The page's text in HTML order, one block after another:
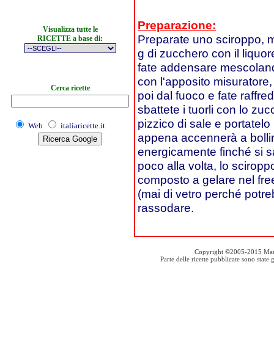
Visualizza tutte le
RICETTE a base di:
Cerca ricette
Web italiaricette.it
Preparazione:
Preparate uno sciroppo,
g di zucchero con il
fate addensare
con l'apposito
poi dal fuoco e fate
sbattete i tuorli con lo
pizzico di sale e
appena accennerà a
energicamente finché si
poco alla volta, lo
composto a gelare nel
(mai di vetro perché
rassodare.
Copyright ©2005-2015
Parte delle ricette pubblicate sono state